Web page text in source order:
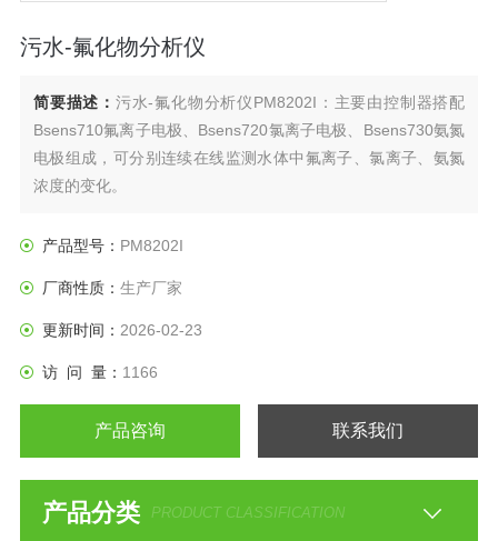
污水-氟化物分析仪
简要描述： 污水-氟化物分析仪PM8202I：主要由控制器搭配
Bsens710氟离子电极、Bsens720氯离子电极、Bsens730氨氮
电极组成，可分别连续在线监测水体中氟离子、氯离子、氨氮
浓度的变化。
产品型号： PM8202I
厂商性质： 生产厂家
更新时间： 2026-02-23
访 问 量： 1166
产品咨询 联系我们
产品分类 PRODUCT CLASSIFICATION